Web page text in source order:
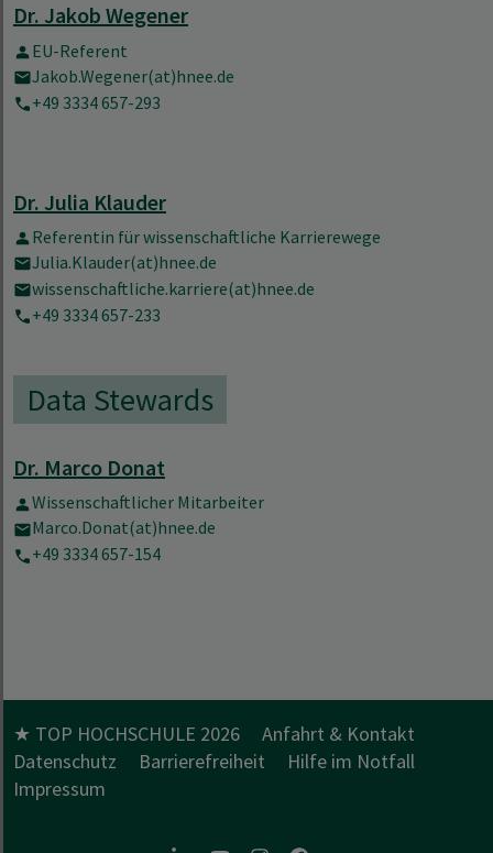
Dr. Jakob Wegener
EU-Referent
Jakob.Wegener(at)hnee.de
+49 3334 657-293
Dr. Julia Klauder
Referentin für wissenschaftliche Karrierewege
Julia.Klauder(at)hnee.de
wissenschaftliche.karriere(at)hnee.de
+49 3334 657-233
Data Stewards
Dr. Marco Donat
Wissenschaftlicher Mitarbeiter
Marco.Donat(at)hnee.de
+49 3334 657-154
★ TOP HOCHSCHULE 2026
Anfahrt & Kontakt
Datenschutz
Barrierefreiheit
Hilfe im Notfall
Impressum